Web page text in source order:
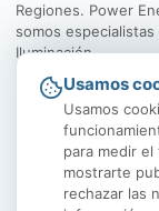
Regiones. Power
somos especialistas
Iluminación.
El Rosal 4547,
Usamos
Usamos
para medir
mostrarte
rechazar las